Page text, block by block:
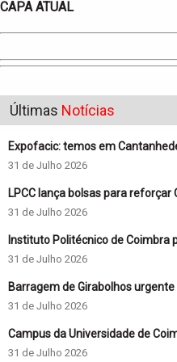
CAPA ATUAL
Últimas Notícias
Expofacic: temos em
31 de Julho 2026
LPCC lança bolsas para
31 de Julho 2026
Instituto Politécnico de Coimbra
31 de Julho 2026
Barragem de Girabolhos
31 de Julho 2026
Campus da Universidade de
31 de Julho 2026